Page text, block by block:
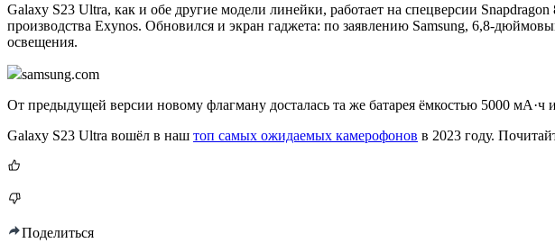
Galaxy S23 Ultra, как и обе другие модели линейки, работает на спецверсии
производства Exynos. Обновился и экран гаджета: по заявлению Samsung, 6,8-
освещения.
samsung.com
От предыдущей версии новому флагману досталась та же батарея ёмкостью 5000
Galaxy S23 Ultra вошёл в наш топ самых ожидаемых камерофонов в 2023 году.
Поделиться